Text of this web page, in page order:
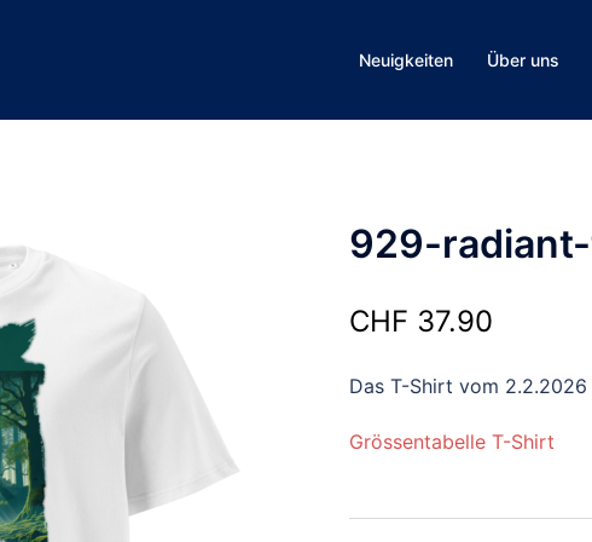
Neuigkeiten Über uns
929-
CHF 37.90
Das T-Shirt vom 2.2.2026
Grössentabelle T-Shirt